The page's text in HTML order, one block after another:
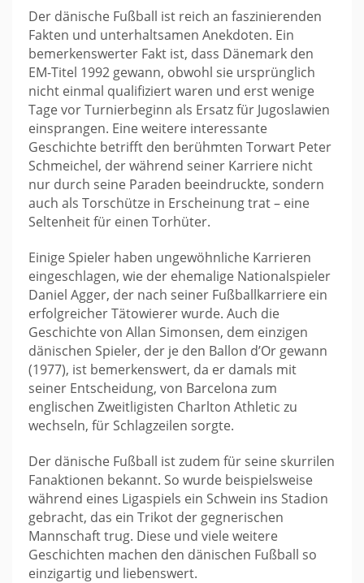
Der dänische Fußball ist reich an faszinierenden
Fakten und unterhaltsamen Anekdoten. Ein
bemerkenswerter Fakt ist, dass Dänemark den
EM-Titel 1992 gewann, obwohl sie ursprünglich
nicht einmal qualifiziert waren und erst wenige
Tage vor Turnierbeginn als Ersatz für Jugoslawien
einsprangen. Eine weitere interessante
Geschichte betrifft den berühmten Torwart Peter
Schmeichel, der während seiner Karriere nicht
nur durch seine Paraden beeindruckte, sondern
auch als Torschütze in Erscheinung trat – eine
Seltenheit für einen Torhüter.
Einige Spieler haben ungewöhnliche Karrieren
eingeschlagen, wie der ehemalige Nationalspieler
Daniel Agger, der nach seiner Fußballkarriere ein
erfolgreicher Tätowierer wurde. Auch die
Geschichte von Allan Simonsen, dem einzigen
dänischen Spieler, der je den Ballon d’Or gewann
(1977), ist bemerkenswert, da er damals mit
seiner Entscheidung, von Barcelona zum
englischen Zweitligisten Charlton Athletic zu
wechseln, für Schlagzeilen sorgte.
Der dänische Fußball ist zudem für seine skurrilen
Fanaktionen bekannt. So wurde beispielsweise
während eines Ligaspiels ein Schwein ins Stadion
gebracht, das ein Trikot der gegnerischen
Mannschaft trug. Diese und viele weitere
Geschichten machen den dänischen Fußball so
einzigartig und liebenswert.